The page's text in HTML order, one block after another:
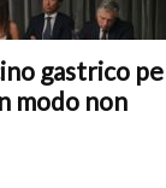
gastrico
modo non